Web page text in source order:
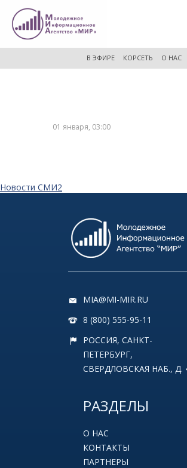
расширенный поиск
В ЭФИРЕ КОРСЕТЬ О НАС
01 января, 03:00
Новости СМИ2
MIA@MI-MIR.RU
8 (800) 555-95-11
РОССИЯ, САНКТ-
ПЕТЕРБУРГ,
СВЕРДЛОВСКАЯ НАБ., Д.
РАЗДЕЛЫ
О НАС
КОНТАКТЫ
ПАРТНЕРЫ